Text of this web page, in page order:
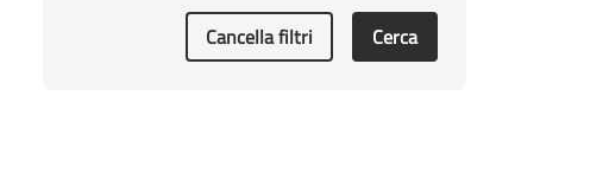
Cancella filtri Cerca